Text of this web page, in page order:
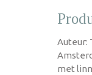
Auteur:
met